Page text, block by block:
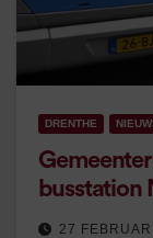
DRENTHE
busstation
27